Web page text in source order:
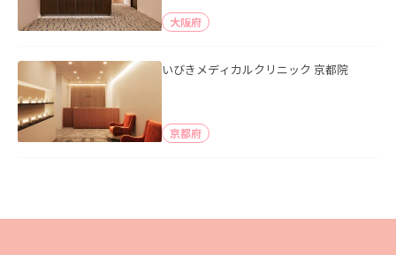
大阪府
いびきメディカルクリニック 京都院
京都府